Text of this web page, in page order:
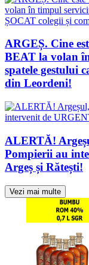
ARGEȘ. Cine
BEAT la volan
spatele gestului
din Leordeni!
ALERTĂ!
Pompierii au
Argeș și Rătești!
Vezi mai multe